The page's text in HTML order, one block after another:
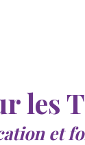
les
et